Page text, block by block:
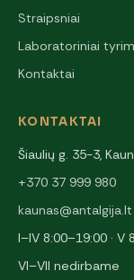
Straipsniai
Laboratoriniai
Kontaktai
KONTAKTAI
Šiaulių g. 35-3,
+370 37 999 980
kaunas@antalgija.lt
I–IV 8:00–19:00 · V
VI–VII nedirbame